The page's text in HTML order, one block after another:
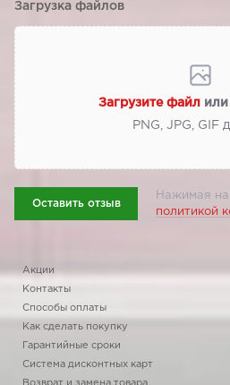
Загрузка файлов
Загрузите файл или
PNG, JPG, GIF
Оставить отзыв
Нажимая на
политикой
Акции
Контакты
Способы оплаты
Как сделать покупку
Гарантийные сроки
Система дисконтных карт